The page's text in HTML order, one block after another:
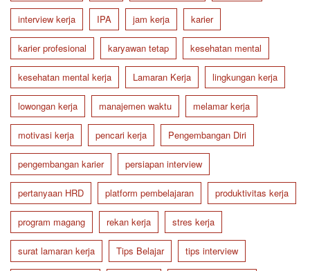
interview kerja IPA jam kerja karier
karier profesional karyawan tetap kesehatan mental
kesehatan mental kerja Lamaran Kerja lingkungan kerja
lowongan kerja manajemen waktu melamar kerja
motivasi kerja pencari kerja Pengembangan Diri
pengembangan karier persiapan interview
pertanyaan HRD platform pembelajaran produktivitas kerja
program magang rekan kerja stres kerja
surat lamaran kerja Tips Belajar tips interview